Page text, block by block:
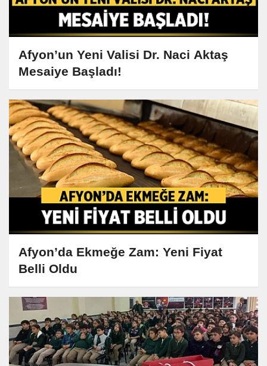
Afyon’un Yeni Valisi Dr. Naci Aktaş
Mesaiye Başladı!
Afyon’da Ekmeğe Zam: Yeni Fiyat
Belli Oldu